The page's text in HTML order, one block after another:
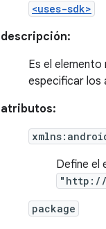
<uses-sdk>
descripción:
Es el
especificar los
atributos:
Define el
"http://
package